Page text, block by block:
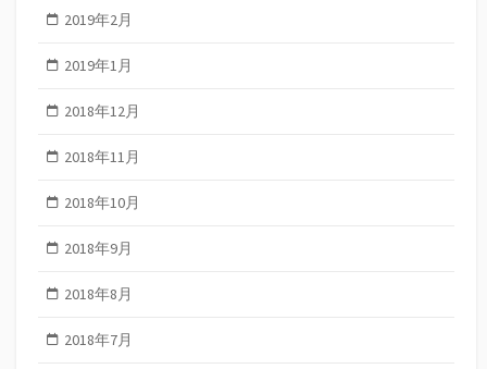
2019年2月
2019年1月
2018年12月
2018年11月
2018年10月
2018年9月
2018年8月
2018年7月